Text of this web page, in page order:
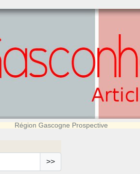
Région Gascogne Prospective
>>